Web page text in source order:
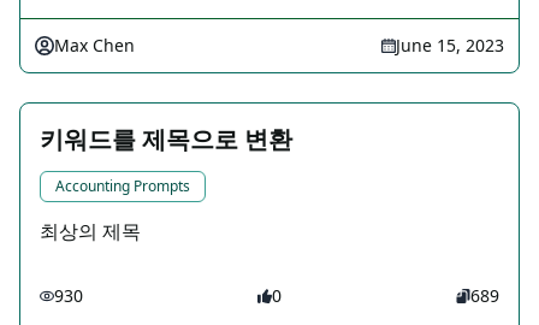
Max Chen June 15, 2023
키워드를 제목으로 변환
Accounting Prompts
최상의 제목
930 0 689